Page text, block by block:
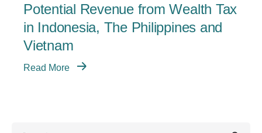
Potential Revenue from Wealth Tax
in Indonesia, The Philippines and
Vietnam
Read More